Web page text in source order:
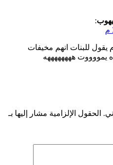
:
للبنات انهم مخيفات
يمووووت ههههههههه
الحقول الإلزامية مشار إليها بـ